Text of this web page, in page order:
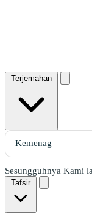
Terjemahan
Sesungguhnya Kami
Tafsir